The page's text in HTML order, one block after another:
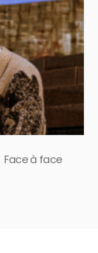
Face à face